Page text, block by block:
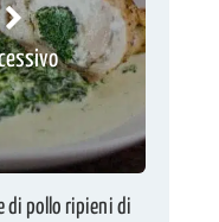
di pollo ripieni di